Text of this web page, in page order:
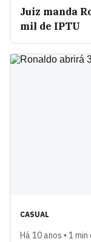
Juiz manda
mil de IPTU
CASUAL
Há 10 anos • 1